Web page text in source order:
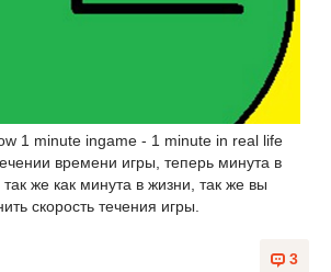
1 minute ingame - 1 minute in real life
времени игры, теперь минута в
так же как минута в жизни, так же вы
скорость течения игры.
3